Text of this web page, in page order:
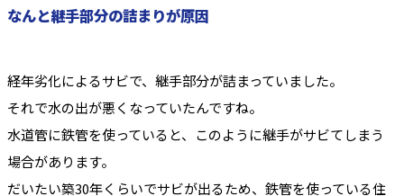
なんと継手部分の詰まりが原因
経年劣化によるサビで、継手部分が詰まっていました。
それで水の出が悪くなっていたんですね。
水道管に鉄管を使っていると、このように継手がサビてしまう
場合があります。
だいたい築30年くらいでサビが出るため、鉄管を使っている住